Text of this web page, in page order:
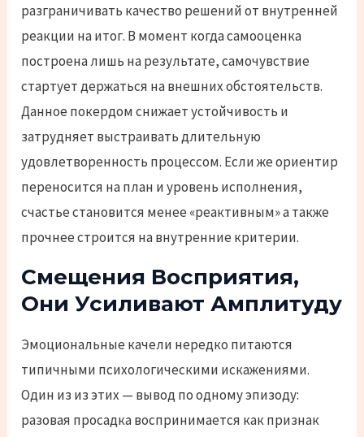
разграничивать качество решений от внутренней
реакции на итог. В момент когда самооценка
построена лишь на результате, самочувствие
стартует держаться на внешних обстоятельств.
Данное покердом снижает устойчивость и
затрудняет выстраивать длительную
удовлетворенность процессом. Если же ориентир
переносится на план и уровень исполнения,
счастье становится менее «реактивным» а также
прочнее строится на внутренние критерии.
Смещения Восприятия,
Они Усиливают Амплитуду
Эмоциональные качели нередко питаются
типичными психологическими искажениями.
Один из из этих — вывод по одному эпизоду:
разовая просадка воспринимается как признак